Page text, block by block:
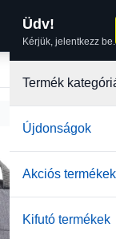
Üdv!
Kérjük, jelentkezz be.
Termék
Újdonságok
Akciós termékek
Kifutó termékek